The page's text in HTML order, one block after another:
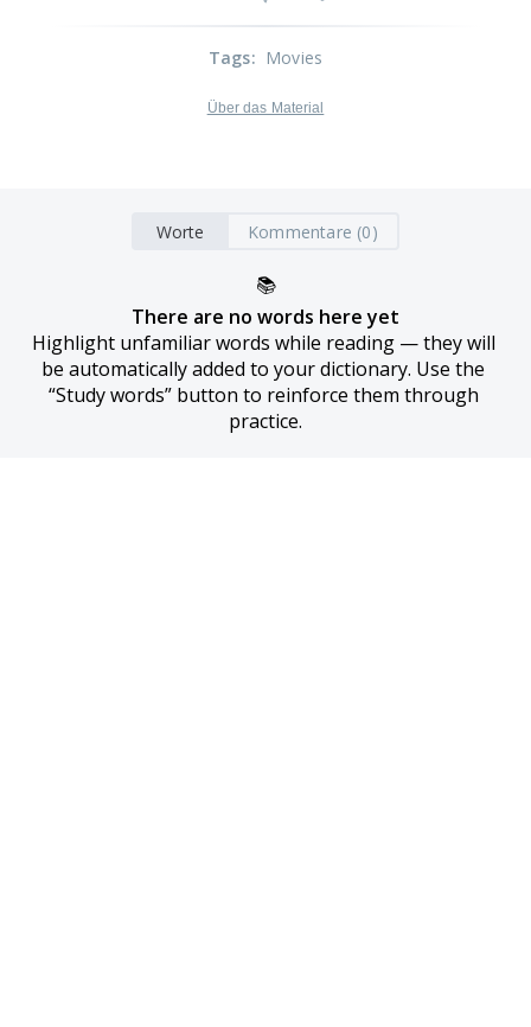
Tags: Movies
Über das Material
Worte Kommentare (0)
📚
There are no words here yet
Highlight unfamiliar words while reading — they will
be automatically added to your dictionary. Use the
“Study words” button to reinforce them through
practice.